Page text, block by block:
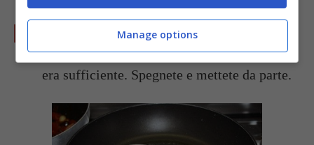
Cuocete il tutto per 5 minuti, alla fine
aggiustate di sale se quello dei capperi non
era sufficiente. Spegnete e mettete da parte.
Manage options